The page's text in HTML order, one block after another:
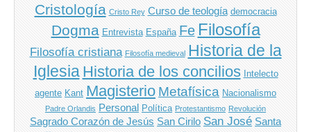
Cristología Cristo Rey Curso de teología democracia
Dogma Entrevista España Fe Filosofía
Filosofía cristiana Filosofía medieval Historia de la
Iglesia Historia de los concilios Intelecto
agente Kant Magisterio Metafísica Nacionalismo
Padre Orlandis Personal Política Protestantismo Revolución
Sagrado Corazón de Jesús San Cirilo San José Santa